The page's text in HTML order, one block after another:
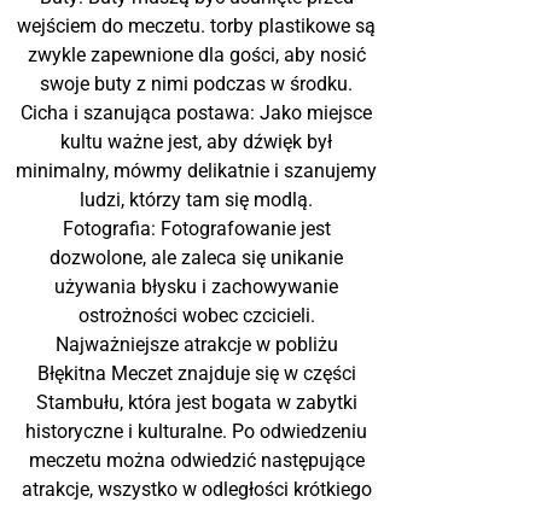
wejściem do meczetu. torby plastikowe są
zwykle zapewnione dla gości, aby nosić
swoje buty z nimi podczas w środku.
Cicha i szanująca postawa: Jako miejsce
kultu ważne jest, aby dźwięk był
minimalny, mówmy delikatnie i szanujemy
ludzi, którzy tam się modlą.
Fotografia: Fotografowanie jest
dozwolone, ale zaleca się unikanie
używania błysku i zachowywanie
ostrożności wobec czcicieli.
Najważniejsze atrakcje w pobliżu
Błękitna Meczet znajduje się w części
Stambułu, która jest bogata w zabytki
historyczne i kulturalne. Po odwiedzeniu
meczetu można odwiedzić następujące
atrakcje, wszystko w odległości krótkiego